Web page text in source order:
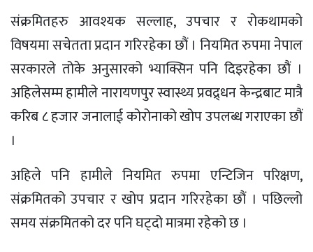
संक्रमितहरु आवश्यक सल्लाह, उपचार र रोकथामको
विषयमा सचेतता प्रदान गरिरहेका छौं । नियमित रुपमा नेपाल
सरकारले तोके अनुसारको भ्याक्सिन पनि दिइरहेका छौं ।
अहिलेसम्म हामीले नारायणपुर स्वास्थ्य प्रवद्र्धन केन्द्रबाट मात्रै
करिब ८ हजार जनालाई कोरोनाको खोप उपलब्ध गराएका छौं
।
अहिले पनि हामीले नियमित रुपमा एन्टिजिन परिक्षण,
संक्रमितको उपचार र खोप प्रदान गरिरहेका छौं । पछिल्लो
समय संक्रमितको दर पनि घट्दो मात्रमा रहेको छ ।